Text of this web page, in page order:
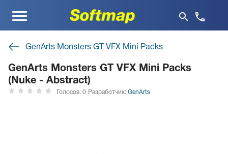
Меню
GenArts Monsters GT VFX Mini Packs
GenArts Monsters GT VFX Mini Packs
(Nuke - Abstract)
Голосов: 0 Разработчик: GenArts